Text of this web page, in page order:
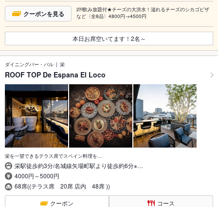
クーポンを見る
2H飲み放題付★チーズの大洪水！溢れるチーズのシカゴピザ
など〈全8品〉4800円→4500円
本日お席空いてます！ 2名～
ダイニングバー・バル 栄
ROOF TOP De Espana El Loco
栄を一望できるテラス席でスペイン料理を…
栄駅徒歩約3分/名城線矢場町駅より徒歩約6分※…
4000円～5000円
68席((テラス席 20席 店内 48席 ))
クーポン コース